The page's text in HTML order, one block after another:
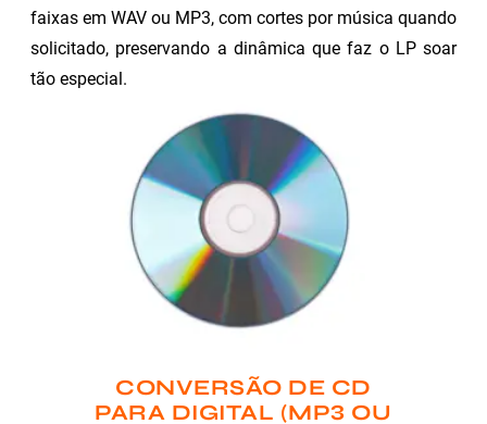
faixas em WAV ou MP3, com cortes por música quando
solicitado, preservando a dinâmica que faz o LP soar
tão especial.
CONVERSÃO DE CD
PARA DIGITAL (MP3 OU